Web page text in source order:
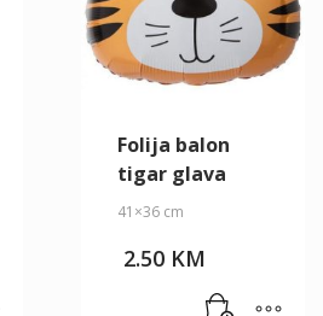
Folija balon
tigar glava
41×36 cm
2.50 KM